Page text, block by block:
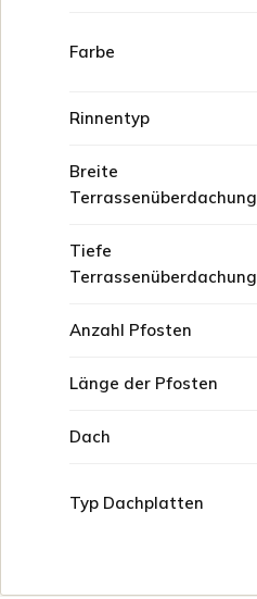
Farbe
Rinnentyp
Breite
Terrassenüberdachung
Tiefe
Terrassenüberdachung
Anzahl Pfosten
Länge der Pfosten
Dach
Typ Dachplatten